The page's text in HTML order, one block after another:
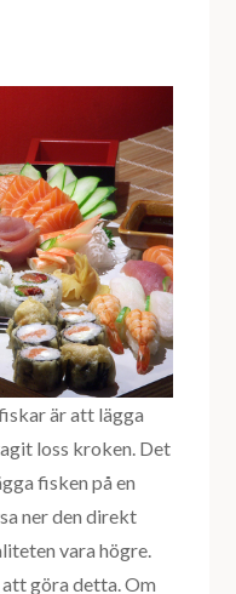
är att lägga
loss kroken. Det
fisken på en
ner den direkt
vara högre.
göra detta. Om